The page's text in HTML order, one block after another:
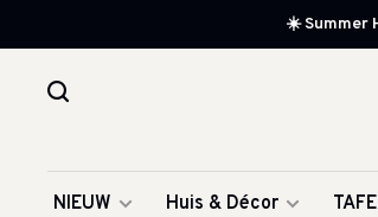
☀️ Summer
NIEUW Huis & Décor